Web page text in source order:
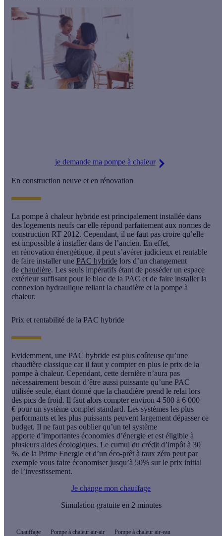
je demande ma pompe à chaleur
En construction neuve et en rénovation
La pompe à chaleur hybride est principalement installée dans
des logements neufs car elle répond parfaitement aux normes de
construction RT 2012. Cependant, il ne faut pas croire qu’elle
est impossible à installer dans de l’ancien. En effet,
en rénovation énergétique, il peut s’avérer judicieux et rentable
de faire installer une PAC hybride lors d’un changement
de chaudière. Les seuls impératifs étant de posséder un espace
extérieur suffisant pour le bloc de la PAC et de faire installer la
connexion hydraulique reliant la chaudière et la pompe à
chaleur.
Prix et rentabilité de la PAC hybride
Evidemment, une PAC hybride est plus coûteuse qu’une
chaudière classique car il faut y compter en plus le prix de la
pompe à chaleur. Cependant, cette dernière n’aura pas
nécessairement besoin d’être aussi puissante qu’une PAC
utilisée seule, étant donné que la chaudière prend le relai lors
des pics de froid. Il faut alors compter environ 4 500 à 6 000
€ pour un système complet standard. Les systèmes les plus
performants et les plus puissants peuvent largement dépasser ce
budget. Il ne faut pas oublier qu’un tel système
apporte d’importantes économies d’énergie et est éligible à
plusieurs aides écologiques. Le cumul du crédit d’impôt à 30
%, de la Prime Energie et d’un éco-prêt à taux zéro peut par
exemple vous faire économiser jusqu’à 50% sur le prix initial
de l’investissement.
Je change mon chauffage
Simulation gratuite en 2 minutes
Chauffage Pompe à chaleur air-air Pompe à chaleur air-eau